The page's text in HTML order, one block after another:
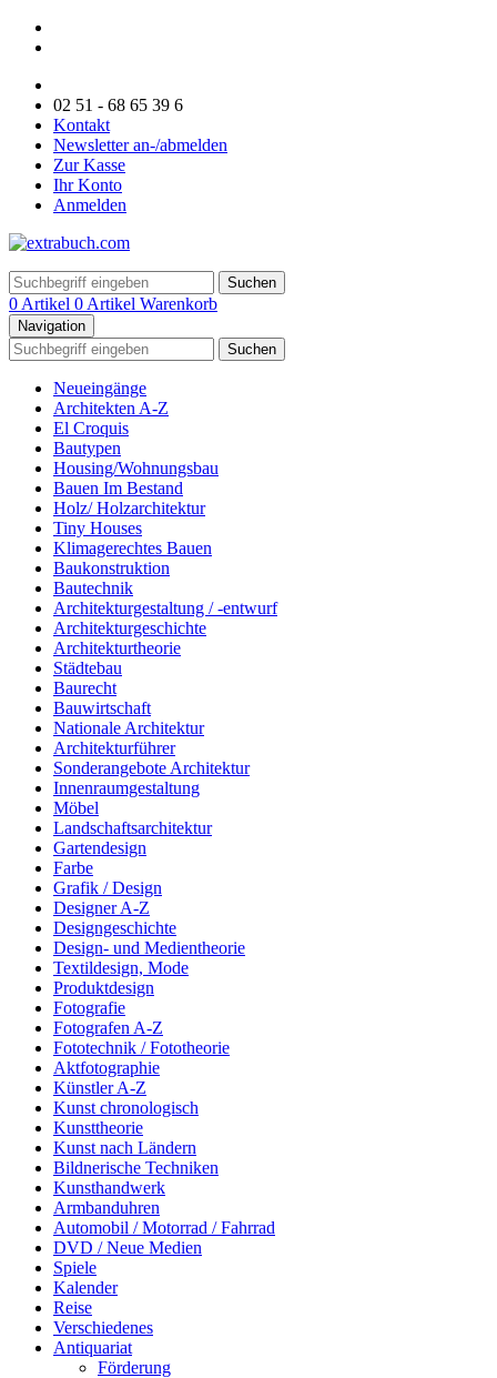
02 51 - 68 65 39 6
Kontakt
Newsletter an-/abmelden
Zur Kasse
Ihr Konto
Anmelden
Suchen
0 Artikel 0 Artikel Warenkorb
Navigation
Suchen
Neueingänge
Architekten A-Z
El Croquis
Bautypen
Housing/Wohnungsbau
Bauen Im Bestand
Holz/ Holzarchitektur
Tiny Houses
Klimagerechtes Bauen
Baukonstruktion
Bautechnik
Architekturgestaltung / -entwurf
Architekturgeschichte
Architekturtheorie
Städtebau
Baurecht
Bauwirtschaft
Nationale Architektur
Architekturführer
Sonderangebote Architektur
Innenraumgestaltung
Möbel
Landschaftsarchitektur
Gartendesign
Farbe
Grafik / Design
Designer A-Z
Designgeschichte
Design- und Medientheorie
Textildesign, Mode
Produktdesign
Fotografie
Fotografen A-Z
Fototechnik / Fototheorie
Aktfotographie
Künstler A-Z
Kunst chronologisch
Kunsttheorie
Kunst nach Ländern
Bildnerische Techniken
Kunsthandwerk
Armbanduhren
Automobil / Motorrad / Fahrrad
DVD / Neue Medien
Spiele
Kalender
Reise
Verschiedenes
Antiquariat
Förderung